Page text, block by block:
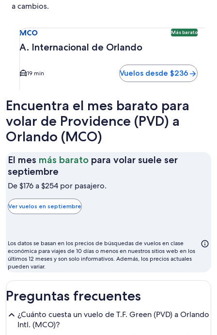
a cambios.
MCO Más barato
A. Internacional de Orlando
19 min Vuelos desde $236
Encuentra el mes barato para
volar de Providence (PVD) a
Orlando (MCO)
El mes más barato para volar suele ser
septiembre
mes
barato
para
suele
ser
septiembre
De $176 a $254 por pasajero.
Ver vuelos en septiembre
Los datos se basan en los precios de búsquedas de vuelos en clase
económica para viajes de 10 días o menos en nuestros sitios web en los
últimos 12 meses y son solo informativos. Además, los precios actuales
pueden variar.
Preguntas frecuentes
¿Cuánto cuesta un vuelo de T.F. Green (PVD) a Orlando
Intl. (MCO)?